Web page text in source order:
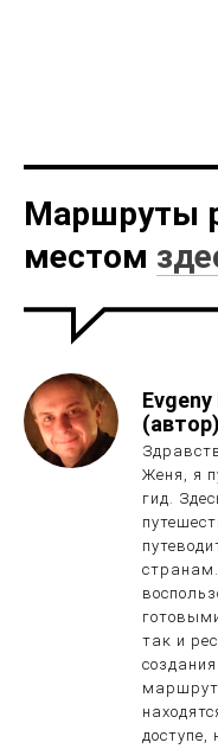
Маршруты
местом
(автор)
Женя, я
гид.
так и
доступе,